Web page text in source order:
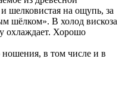
шелковистая на ощупь, за
шёлком». В холод вискоза
охлаждает. Хорошо
ношения, в том числе и в